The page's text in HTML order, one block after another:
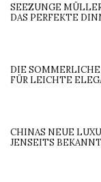
SEEZUNGE
DAS PERFEKTE
DIE
FÜR LEICHTE
CHINAS NEUE
JENSEITS